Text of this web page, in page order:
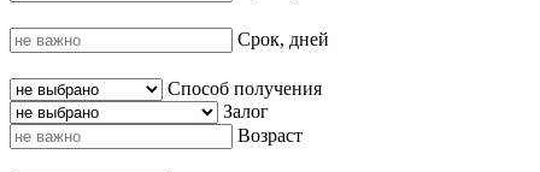
Срок, дней
Способ получения
Залог
Возраст